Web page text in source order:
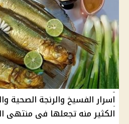
اسرار الفسيخ والرنجة الصحية
الكثير منه تجعلها فى منتهى